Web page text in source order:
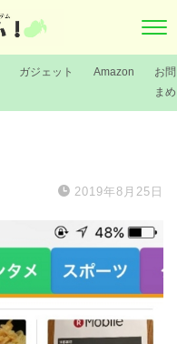
ガジェット Amazon
お
ま
2019年8月25日